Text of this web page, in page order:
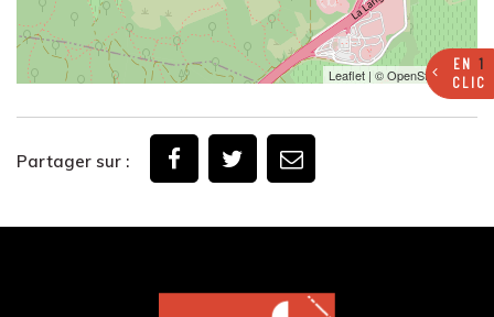
Leaflet | ©OpenStreetMap
Partager sur :
EN1
CLIC